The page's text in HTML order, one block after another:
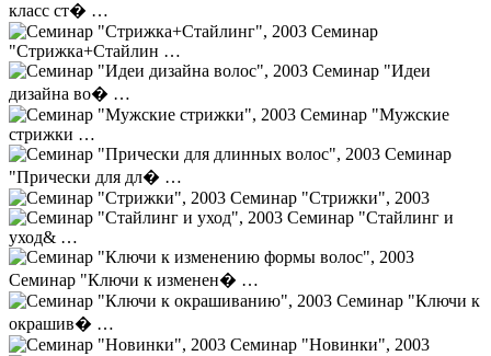
класс ст� …
Семинар
"Стрижка+Стайлин …
Семинар "Идеи
дизайна во� …
Семинар "Мужские
стрижки …
Семинар
"Прически для дл� …
Семинар "Стрижки", 2003
Семинар "Стайлинг и
уход& …
Семинар "Ключи к изменен� …
Семинар "Ключи к
окрашив� …
Семинар "Новинки", 2003